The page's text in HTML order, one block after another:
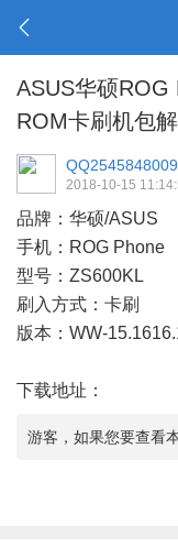
ASUS华硕ROG
ROM卡刷机包
QQ2545848009
2018-10-15
品牌：华硕/ASUS
手机：ROG Phone
型号：ZS600KL
刷入方式：卡刷
版本：WW-
下载地址：
游客，如果您要查看